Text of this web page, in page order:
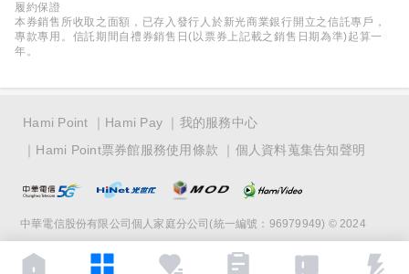
履約保證
本券銷售所收取之面額，已存入發行人於新光商業銀行開立之信託專戶，
專款專用。信託期間自禮券銷售日(以票券上記載之銷售日期為準)起算一
年。
Hami Point Hami Pay
我的服務中心
Hami Point票券館服務使用條款
個人資料蒐集告知聲明
中華電信股份有限公司個人家庭分公司(統一編號：96979949) © 2024